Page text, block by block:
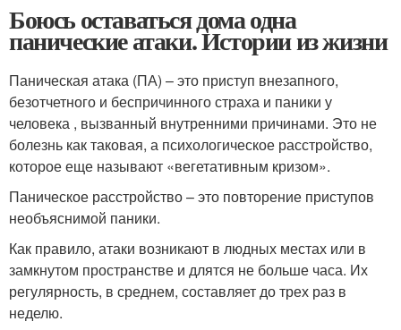
Боюсь оставаться дома одна
панические атаки. Истории из жизни
Паническая атака (ПА) – это приступ внезапного,
безотчетного и беспричинного страха и паники у
человека , вызванный внутренними причинами. Это не
болезнь как таковая, а психологическое расстройство,
которое еще называют «вегетативным кризом».
Паническое расстройство – это повторение приступов
необъяснимой паники.
Как правило, атаки возникают в людных местах или в
замкнутом пространстве и длятся не больше часа. Их
регулярность, в среднем, составляет до трех раз в
неделю.